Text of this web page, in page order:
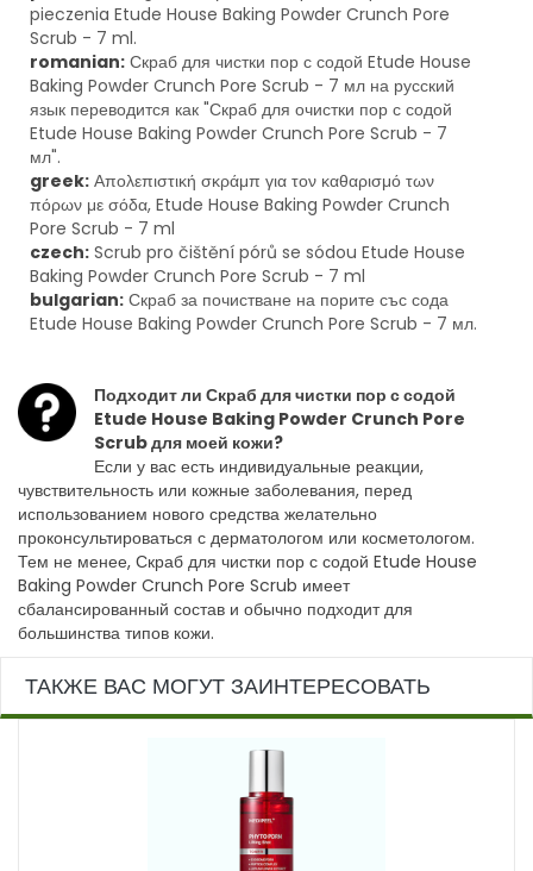
pieczenia Etude House Baking Powder Crunch Pore
Scrub - 7 ml.
romanian: Скраб для чистки пор с содой Etude House
Baking Powder Crunch Pore Scrub - 7 мл на русский
язык переводится как "Скраб для очистки пор с содой
Etude House Baking Powder Crunch Pore Scrub - 7
мл".
greek: Απολεπιστική σκράμπ για τον καθαρισμό των
πόρων με σόδα, Etude House Baking Powder Crunch
Pore Scrub - 7 ml
czech: Scrub pro čištění pórů se sódou Etude House
Baking Powder Crunch Pore Scrub - 7 ml
bulgarian: Скраб за почистване на порите със сода
Etude House Baking Powder Crunch Pore Scrub - 7 мл.
Подходит ли Скраб для чистки пор с содой
Etude House Baking Powder Crunch Pore
Scrub для моей кожи?
Если у вас есть индивидуальные реакции,
чувствительность или кожные заболевания, перед
использованием нового средства желательно
проконсультироваться с дерматологом или косметологом.
Тем не менее, Скраб для чистки пор с содой Etude House
Baking Powder Crunch Pore Scrub имеет
сбалансированный состав и обычно подходит для
большинства типов кожи.
ТАКЖЕ ВАС МОГУТ ЗАИНТЕРЕСОВАТЬ